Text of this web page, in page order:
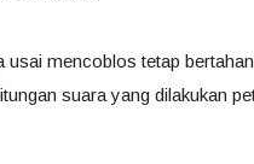
usai mencoblos tetap
suara yang dilakukan